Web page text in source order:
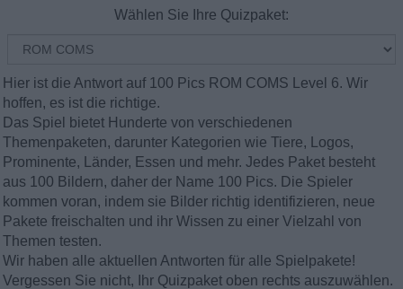
Wählen Sie Ihre Quizpaket:
Hier ist die Antwort auf 100 Pics ROM COMS Level 6. Wir
hoffen, es ist die richtige.
Das Spiel bietet Hunderte von verschiedenen
Themenpaketen, darunter Kategorien wie Tiere, Logos,
Prominente, Länder, Essen und mehr. Jedes Paket besteht
aus 100 Bildern, daher der Name 100 Pics. Die Spieler
kommen voran, indem sie Bilder richtig identifizieren, neue
Pakete freischalten und ihr Wissen zu einer Vielzahl von
Themen testen.
Wir haben alle aktuellen Antworten für alle Spielpakete!
Vergessen Sie nicht, Ihr Quizpaket oben rechts auszuwählen.